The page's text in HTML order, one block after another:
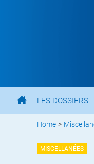
LES DOSSIERS
Home >
MISCELLANÉES